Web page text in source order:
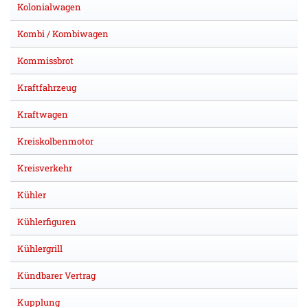
Kolonialwagen
Kombi / Kombiwagen
Kommissbrot
Kraftfahrzeug
Kraftwagen
Kreiskolbenmotor
Kreisverkehr
Kühler
Kühlerfiguren
Kühlergrill
Kündbarer Vertrag
Kupplung